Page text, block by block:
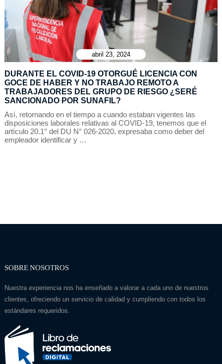
abril 23, 2024
DURANTE EL COVID-19 OTORGUÉ LICENCIA CON
GOCE DE HABER Y NO TRABAJO REMOTO A
TRABAJADORES DEL GRUPO DE RIESGO ¿SERÉ
SANCIONADO POR SUNAFIL?
Así, retornando en el tiempo a cuando estaban vigentes las
disposiciones laborales relativas al COVID-19, tenemos que el
artículo 20.1° del DU N° 026-2020, expresaba como deber del
empleador identificar y …
SOBRE NOSOTROS
Nuestra experiencia nos ha enseñado a valorar a cada uno de nuestros
clientes, ofreciendo un servicio de calidad y cumpliendo con todos los
estándares requeridos.